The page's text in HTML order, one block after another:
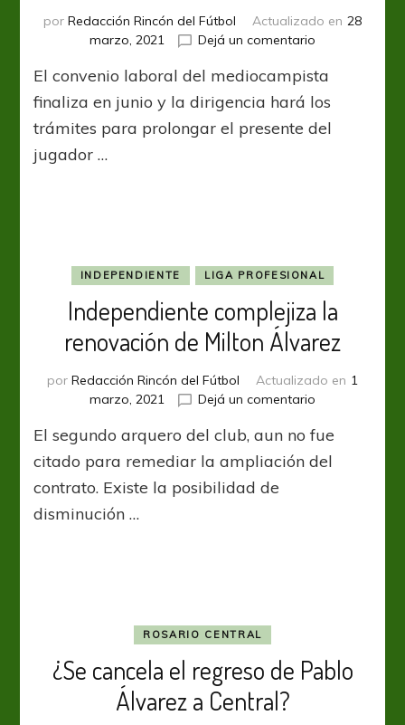
por Redacción Rincón del Fútbol Actualizado en 28
marzo, 2021
Dejá un comentario
asume
la
de
El convenio laboral del mediocampista
finaliza en junio y la dirigencia hará los
trámites para prolongar el presente del
jugador …
INDEPENDIENTE LIGA PROFESIONAL
Independiente complejiza la
renovación de Milton Álvarez
por Redacción Rincón del Fútbol Actualizado en 1
marzo, 2021
Dejá un comentario
complejiza
la
El segundo arquero del club, aun no fue
citado para remediar la ampliación del
contrato. Existe la posibilidad de
disminución …
ROSARIO CENTRAL
¿Se cancela el regreso de Pablo
Álvarez a Central?